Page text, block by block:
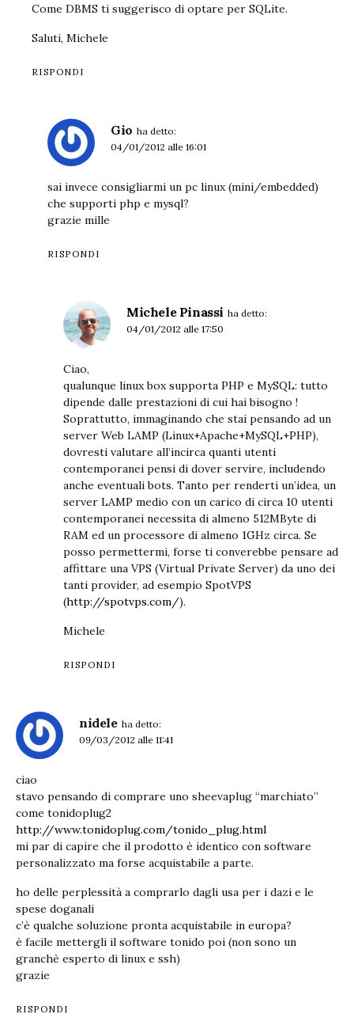
Come DBMS ti suggerisco di optare per SQLite.
Saluti, Michele
RISPONDI
Gio ha detto:
04/01/2012 alle 16:01
sai invece consigliarmi un pc linux (mini/embedded)
che supporti php e mysql?
grazie mille
RISPONDI
Michele Pinassi ha detto:
04/01/2012 alle 17:50
Ciao,
qualunque linux box supporta PHP e MySQL: tutto
dipende dalle prestazioni di cui hai bisogno !
Soprattutto, immaginando che stai pensando ad un
server Web LAMP (Linux+Apache+MySQL+PHP),
dovresti valutare all’incirca quanti utenti
contemporanei pensi di dover servire, includendo
anche eventuali bots. Tanto per renderti un’idea, un
server LAMP medio con un carico di circa 10 utenti
contemporanei necessita di almeno 512MByte di
RAM ed un processore di almeno 1GHz circa. Se
posso permettermi, forse ti converebbe pensare ad
affittare una VPS (Virtual Private Server) da uno dei
tanti provider, ad esempio SpotVPS
(http://spotvps.com/).
Michele
RISPONDI
nidele ha detto:
09/03/2012 alle 11:41
ciao
stavo pensando di comprare uno sheevaplug “marchiato”
come tonidoplug2
http://www.tonidoplug.com/tonido_plug.html
mi par di capire che il prodotto è identico con software
personalizzato ma forse acquistabile a parte.
ho delle perplessità a comprarlo dagli usa per i dazi e le
spese doganali
c’è qualche soluzione pronta acquistabile in europa?
è facile mettergli il software tonido poi (non sono un
granchè esperto di linux e ssh)
grazie
RISPONDI